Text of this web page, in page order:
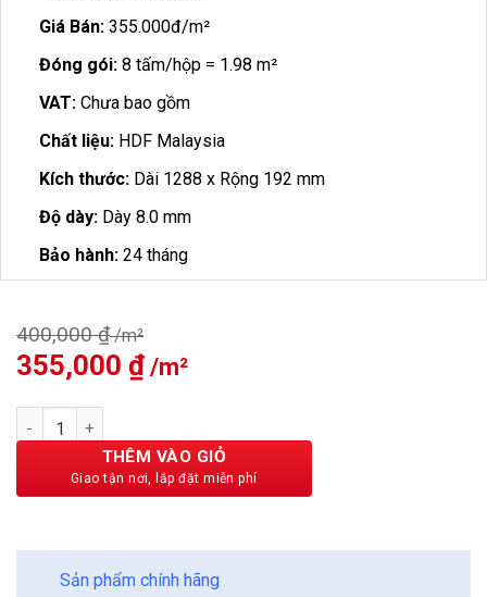
Giá Bán: 355.000đ/m²
Đóng gói: 8 tấm/hộp = 1.98 m²
VAT: Chưa bao gồm
Chất liệu: HDF Malaysia
Kích thước: Dài 1288 x Rộng 192 mm
Độ dày: Dày 8.0 mm
Bảo hành: 24 tháng
400,000₫
Giá
gốc
là:
400,000 ₫.
355,000 ₫
355,000 ₫.
Sàn Gỗ Inovar 8mm MF860 số lượng
THÊM VÀO GIỎ
Sản phẩm chính hãng